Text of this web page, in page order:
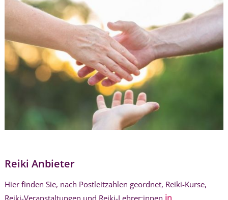
Reiki Anbieter
Hier finden Sie, nach Postleitzahlen geordnet, Reiki-Kurse,
Reiki-Veranstaltungen und Reiki-Lehrer:innen